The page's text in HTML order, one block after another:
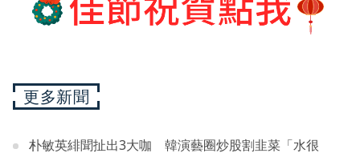
更多新聞
朴敏英緋聞扯出3大咖 韓演藝圈炒股割韭菜「水很